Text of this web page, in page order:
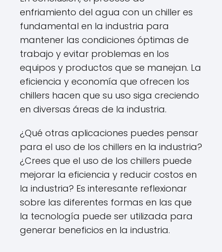
enfriamiento del agua con un chiller es
fundamental en la industria para
mantener las condiciones óptimas de
trabajo y evitar problemas en los
equipos y productos que se manejan. La
eficiencia y economía que ofrecen los
chillers hacen que su uso siga creciendo
en diversas áreas de la industria.
¿Qué otras aplicaciones puedes pensar
para el uso de los chillers en la industria?
¿Crees que el uso de los chillers puede
mejorar la eficiencia y reducir costos en
la industria? Es interesante reflexionar
sobre las diferentes formas en las que
la tecnología puede ser utilizada para
generar beneficios en la industria.